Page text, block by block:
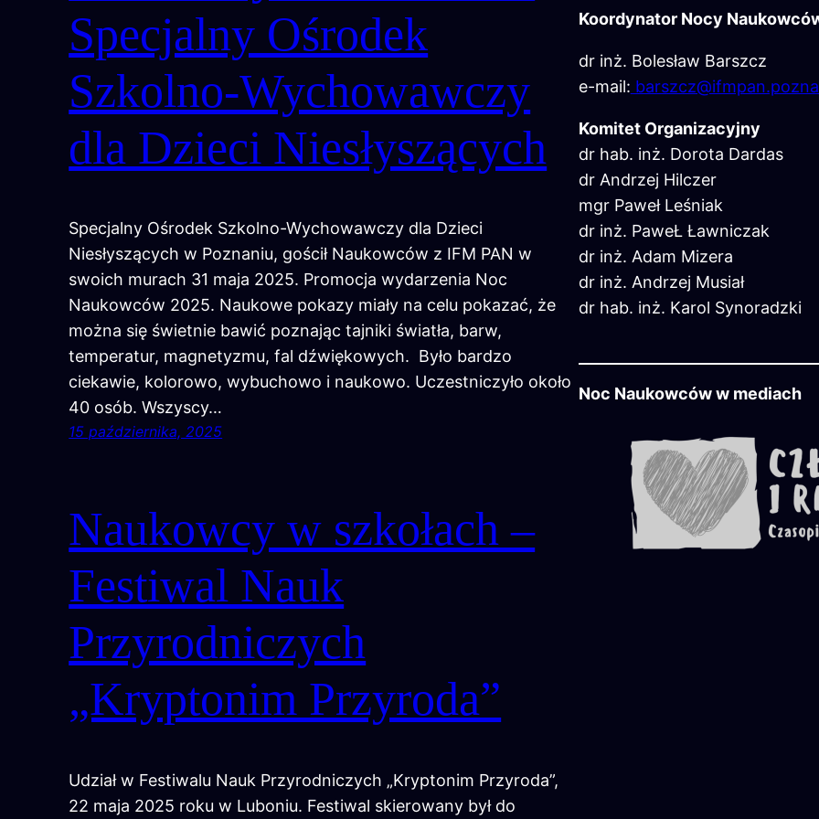
Specjalny Ośrodek
Szkolno-Wychowawczy
dla Dzieci Niesłyszących
Specjalny Ośrodek Szkolno-Wychowawczy dla Dzieci
Niesłyszących w Poznaniu, gościł Naukowców z IFM PAN w
swoich murach 31 maja 2025. Promocja wydarzenia Noc
Naukowców 2025. Naukowe pokazy miały na celu pokazać, że
można się świetnie bawić poznając tajniki światła, barw,
temperatur, magnetyzmu, fal dźwiękowych. Było bardzo
ciekawie, kolorowo, wybuchowo i naukowo. Uczestniczyło około
40 osób. Wszyscy…
15 października, 2025
Naukowcy w szkołach –
Festiwal Nauk
Przyrodniczych
„Kryptonim Przyroda”
Udział w Festiwalu Nauk Przyrodniczych „Kryptonim Przyroda”,
22 maja 2025 roku w Luboniu. Festiwal skierowany był do
Koordynator Nocy
dr inż. Bolesław Barszcz
e-mail:
Komitet Organizacyjny
dr hab. inż. Dorota Dardas
dr Andrzej Hilczer
mgr Paweł Leśniak
dr inż. PaweŁ Ławniczak
dr inż. Adam Mizera
dr inż. Andrzej Musiał
dr hab. inż. Karol Synoradzki
Noc Naukowców w mediach